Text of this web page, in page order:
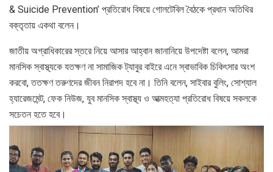
& Suicide Prevention’ প্রতিরোধ বিষয়ে গোলটেবিল বৈঠকে প্রধান অতিথির
বক্তৃতায় একথা বলেন।
জাতীয় অগ্রাধিকারের স্তরে নিয়ে আসার আহ্বান জানানিয়ে উপদেষ্টা বলেন, আমরা
মানসিক স্বাস্থ্যকে যতক্ষণ না সামাজিক ট্যাবুর বাইরে এনে স্বাভাবিক চিকিৎসার অংশ
করবো, ততক্ষণ তরুণদের জীবন নিরাপদ হবে না। তিনি বলেন, সাইবার বুলিং, সোশ্যাল
হ্যারেজমেন্ট, ফেক নিউজ, যুব মানসিক স্বাস্থ্য ও আত্মহত্যা প্রতিরোধ বিষয়ে সকলকে
সচেতন হতে হবে।